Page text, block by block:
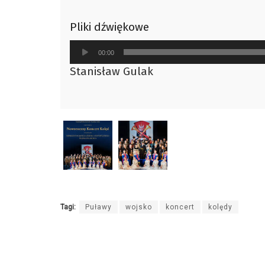
Pliki dźwiękowe
Odtwarzacz
plików
dźwiękowych
00:00
Stanisław Gulak
Tagi: Puławy wojsko koncert kolędy